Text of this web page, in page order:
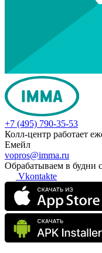
+7 (495) 790-35-53
Колл-центр работает
Емейл
vopros@imma.ru
Обрабатываем в будни
Vkontakte